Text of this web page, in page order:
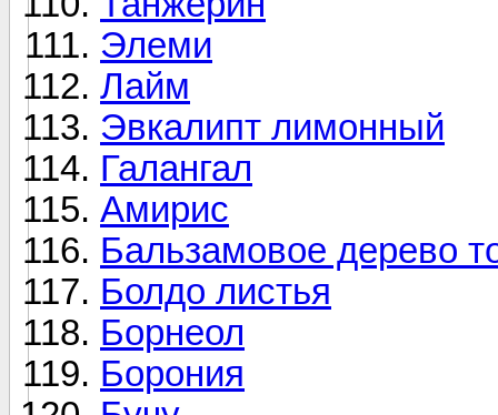
Элеми
Лайм
Эвкалипт лимонный
Галангал
Амирис
Бальзамовое дерево
Болдо листья
Борнеол
Борония